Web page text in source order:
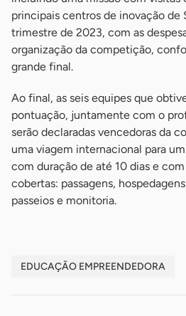
principais centros de inovação de
trimestre de 2023, com as
organização da competição,
grande final.
Ao final, as seis equipes que
pontuação, juntamente com o
serão declaradas vencedoras da
uma viagem internacional para
com duração de até 10 dias e
cobertas: passagens,
passeios e monitoria.
EDUCAÇÃO EMPREENDEDORA